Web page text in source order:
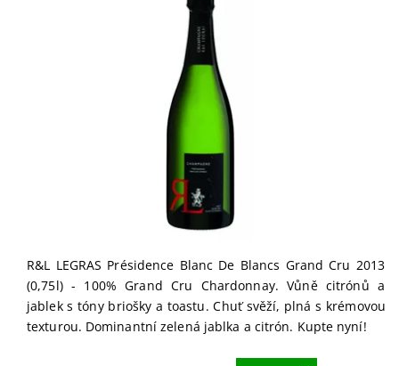
R&L LEGRAS Présidence Blanc De Blancs Grand Cru 2013
(0,75l) - 100% Grand Cru Chardonnay. Vůně citrónů a
jablek s tóny briošky a toastu. Chuť svěží, plná s krémovou
texturou. Dominantní zelená jablka a citrón. Kupte nyní!